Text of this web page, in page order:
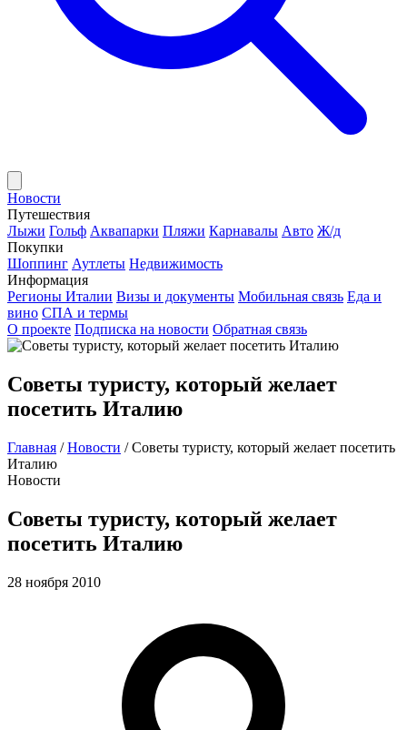
Новости
Путешествия
Лыжи Гольф Аквапарки Пляжи Карнавалы Авто Ж/д
Покупки
Шоппинг Аутлеты Недвижимость
Информация
Регионы Италии Визы и документы Мобильная связь Еда и
вино СПА и термы
О проекте Подписка на новости Обратная связь
Советы туристу, который желает
посетить Италию
Главная / Новости / Советы туристу, который желает посетить
Италию
Новости
Советы туристу, который желает
посетить Италию
28 ноября 2010